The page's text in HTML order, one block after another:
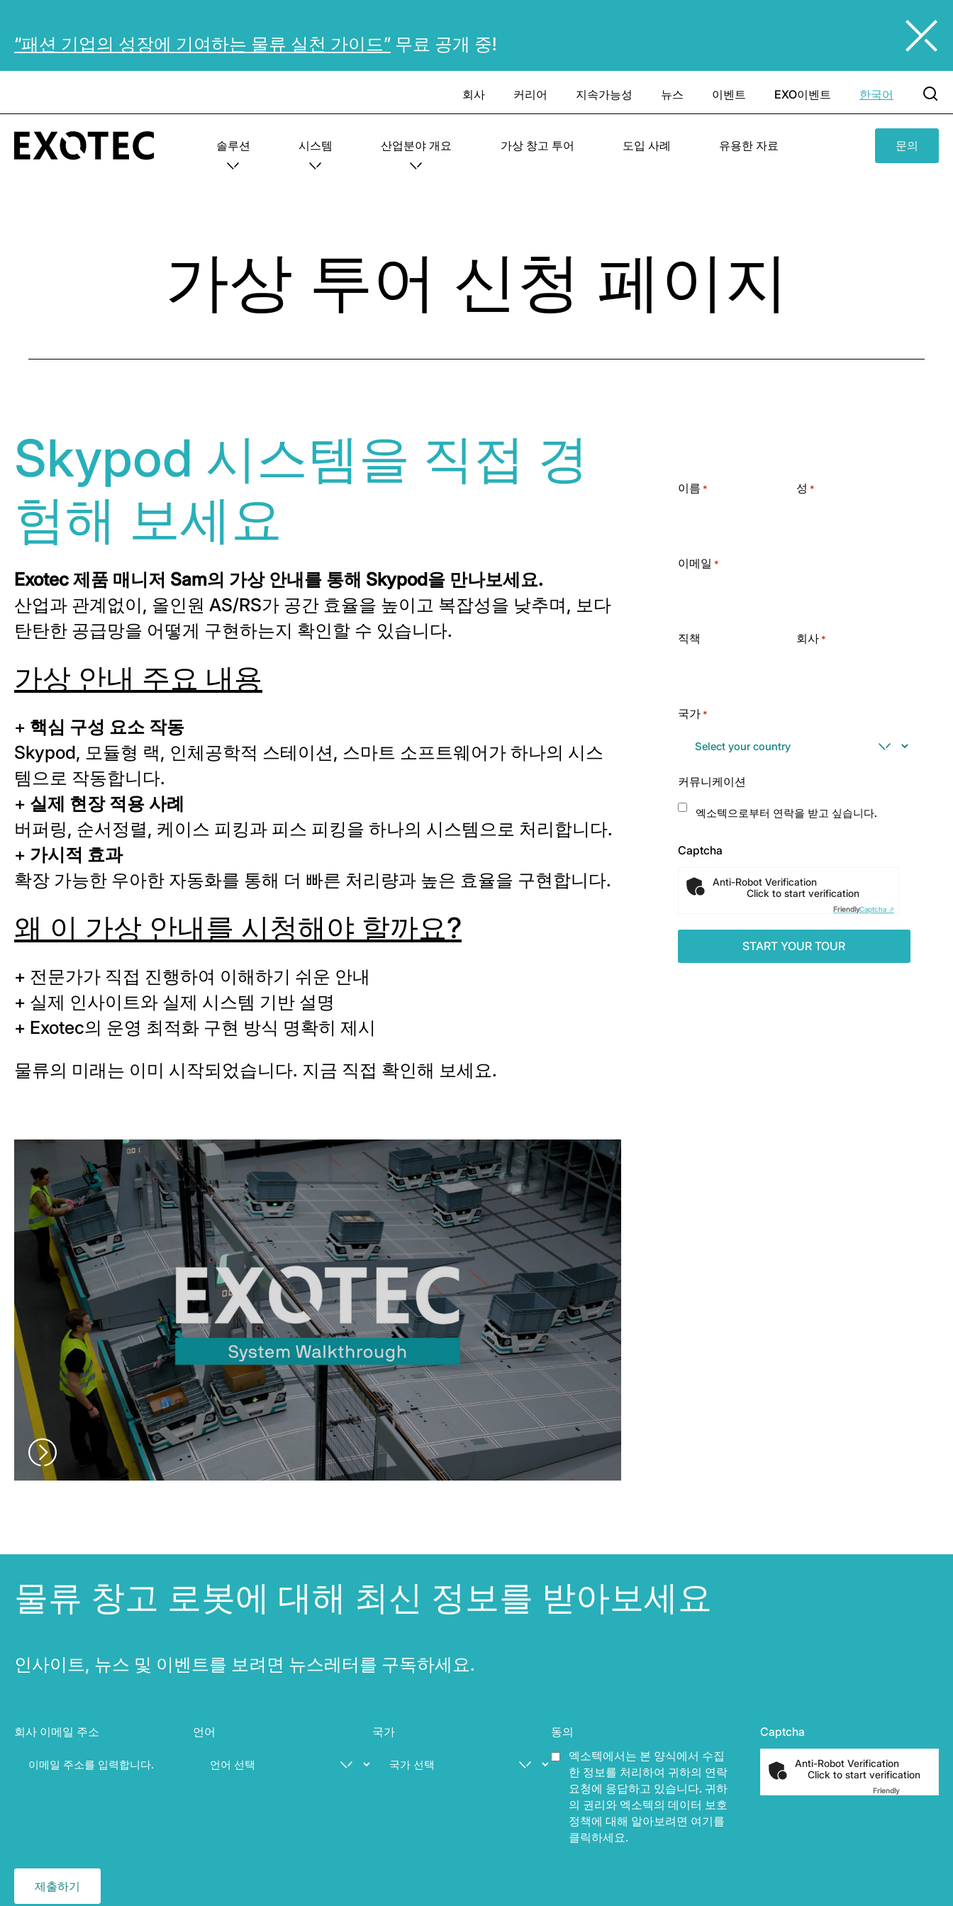
“패션 기업의 성장에 기여하는 물류 실천 가이드” 무료 공개 중!
회사 커리어 지속가능성 뉴스 이벤트 EXO이벤트 한국어
솔루션 시스템 산업분야 개요 가상 창고 투어 도입 사례 유용한 자료 문의
가상 투어 신청 페이지
Skypod 시스템을 직접 경
험해 보세요
Exotec 제품 매니저 Sam의 가상 안내를 통해 Skypod을 만나보세요.
산업과 관계없이, 올인원 AS/RS가 공간 효율을 높이고 복잡성을 낮추며, 보다
탄탄한 공급망을 어떻게 구현하는지 확인할 수 있습니다.
가상 안내 주요 내용
+ 핵심 구성 요소 작동
Skypod, 모듈형 랙, 인체공학적 스테이션, 스마트 소프트웨어가 하나의 시스
템으로 작동합니다.
+ 실제 현장 적용 사례
버퍼링, 순서정렬, 케이스 피킹과 피스 피킹을 하나의 시스템으로 처리합니다.
+ 가시적 효과
확장 가능한 우아한 자동화를 통해 더 빠른 처리량과 높은 효율을 구현합니다.
왜 이 가상 안내를 시청해야 할까요?
+ 전문가가 직접 진행하여 이해하기 쉬운 안내
+ 실제 인사이트와 실제 시스템 기반 설명
+ Exotec의 운영 최적화 구현 방식 명확히 제시
물류의 미래는 이미 시작되었습니다. 지금 직접 확인해 보세요.
이름 * 성 *
이메일 *
직책 회사 *
국가 *
커뮤니케이션
엑소텍으로부터 연락을 받고 싶습니다.
Captcha
Anti-Robot Verification
Click to start verification
FriendlyCaptcha ⇗
물류 창고 로봇에 대해 최신 정보를 받아보세요
인사이트, 뉴스 및 이벤트를 보려면 뉴스레터를 구독하세요.
회사 이메일 주소 언어 국가
동의
엑소텍에서는 본 양식에서 수집
한 정보를 처리하여 귀하의 연락
요청에 응답하고 있습니다. 귀하
의 권리와 엑소텍의 데이터 보호
정책에 대해 알아보려면 여기를
클릭하세요.
Captcha
Anti-Robot Verification
Click to start verification
FriendlyCaptcha ⇗